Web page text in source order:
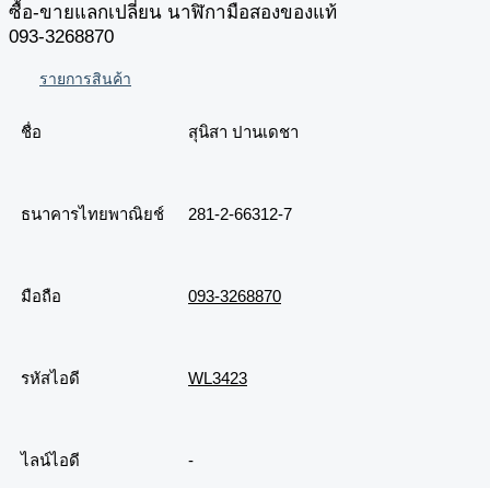
ซื้อ-ขายแลกเปลี่ยน นาฬิกามือสองของแท้
093-3268870
รายการสินค้า
ชื่อ สุนิสา ปานเดชา
ธนาคารไทยพาณิยช์ 281-2-66312-7
มือถือ 093-3268870
รหัสไอดี WL3423
ไลน์ไอดี -